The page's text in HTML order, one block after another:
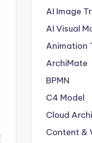
AI Image
AI Visual
Animation
ArchiMate
BPMN
C4 Model
Cloud
Content &